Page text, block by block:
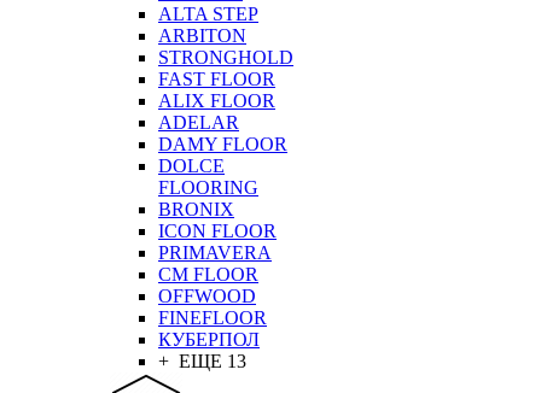
ALTA STEP
ARBITON
STRONGHOLD
FAST FLOOR
ALIX FLOOR
ADELAR
DAMY FLOOR
DOLCE
FLOORING
BRONIX
ICON FLOOR
PRIMAVERA
CM FLOOR
OFFWOOD
FINEFLOOR
КУБЕРПОЛ
+ ЕЩЕ 13